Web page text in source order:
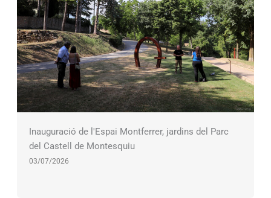
Inauguració de l'Espai Montferrer, jardins del Parc
del Castell de Montesquiu
03/07/2026